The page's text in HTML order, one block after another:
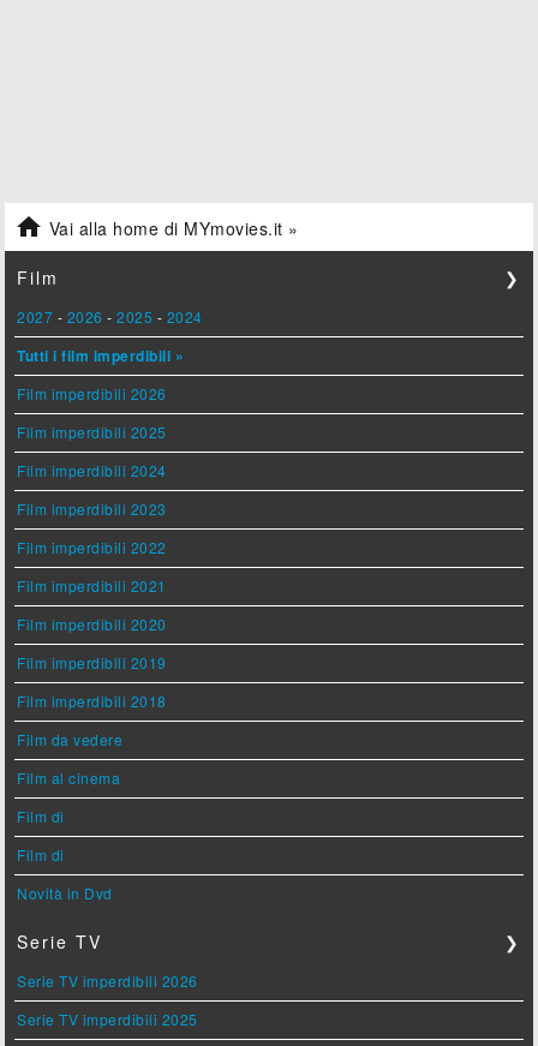
 Vai alla home di MYmovies.it »
Film ❯
2027 - 2026 -2025 - 2024
Tutti i film imperdibili »
Film imperdibili 2026
Film imperdibili 2025
Film imperdibili 2024
Film imperdibili 2023
Film imperdibili 2022
Film imperdibili 2021
Film imperdibili 2020
Film imperdibili 2019
Film imperdibili 2018
Film da vedere
Film al cinema
Film di
Film di
Novità in Dvd
Serie TV ❯
Serie TV imperdibili 2026
Serie TV imperdibili 2025